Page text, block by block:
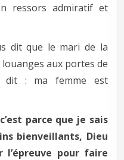
ressors admiratif et
dit que le mari de la
aux portes de
: ma femme est
parce que je sais
bienveillants, Dieu
pour faire